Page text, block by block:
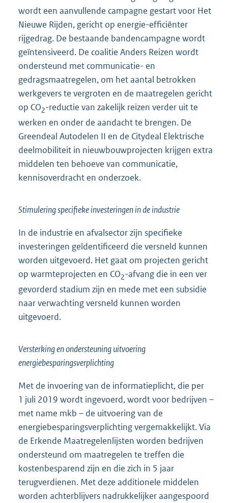
wordt een aanvullende campagne gestart voor Het
Nieuwe Rijden, gericht op energie-efficiënter
rijgedrag. De bestaande bandencampagne wordt
geïntensiveerd. De coalitie Anders Reizen wordt
ondersteund met communicatie- en
gedragsmaatregelen, om het aantal betrokken
werkgevers te vergroten en de maatregelen gericht
op CO2-reductie van zakelijk reizen verder uit te
werken en onder de aandacht te brengen. De
Greendeal Autodelen II en de Citydeal Elektrische
deelmobiliteit in nieuwbouwprojecten krijgen extra
middelen ten behoeve van communicatie,
kennisoverdracht en onderzoek.
Stimulering specifieke investeringen in de industrie
In de industrie en afvalsector zijn specifieke
investeringen geïdentificeerd die versneld kunnen
worden uitgevoerd. Het gaat om projecten gericht
op warmteprojecten en CO2-afvang die in een ver
gevorderd stadium zijn en mede met een subsidie
naar verwachting versneld kunnen worden
uitgevoerd.
Versterking en ondersteuning uitvoering
energiebesparingsverplichting
Met de invoering van de informatieplicht, die per
1 juli 2019 wordt ingevoerd, wordt voor bedrijven –
met name mkb – de uitvoering van de
energiebesparingsverplichting vergemakkelijkt. Via
de Erkende Maatregelenlijsten worden bedrijven
ondersteund om maatregelen te treffen die
kostenbesparend zijn en die zich in 5 jaar
terugverdienen. Met deze additionele middelen
worden achterblijvers nadrukkelijker aangespoord